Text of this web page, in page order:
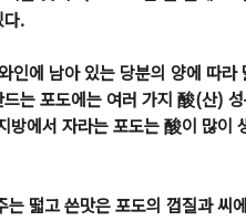
다.
인에 남아 있는 당분의 양에 따라
는 포도에는 여러 가지 酸(산)
방에서 자라는 포도는 酸이 많이
떫고 쓴맛은 포도의 껍질과 씨에